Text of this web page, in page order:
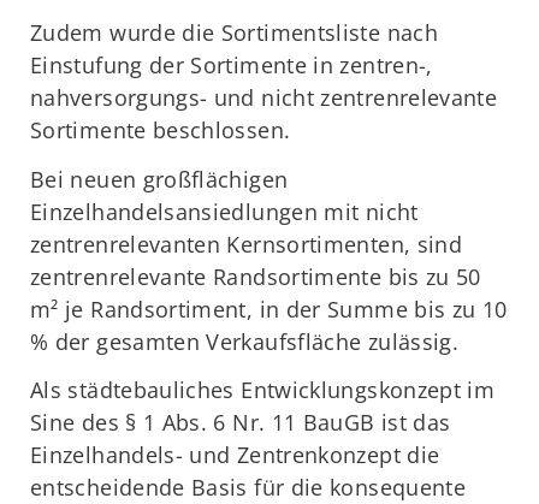
Zudem wurde die Sortimentsliste nach
Einstufung der Sortimente in zentren-,
nahversorgungs- und nicht zentrenrelevante
Sortimente beschlossen.
Bei neuen großflächigen
Einzelhandelsansiedlungen mit nicht
zentrenrelevanten Kernsortimenten, sind
zentrenrelevante Randsortimente bis zu 50
m² je Randsortiment, in der Summe bis zu 10
% der gesamten Verkaufsfläche zulässig.
Als städtebauliches Entwicklungskonzept im
Sine des § 1 Abs. 6 Nr. 11 BauGB ist das
Einzelhandels- und Zentrenkonzept die
entscheidende Basis für die konsequente